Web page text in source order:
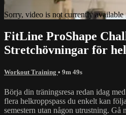
Sorry, video is not currently
FitLine ProShape
Stretchövningar för
Workout Training • 9m 49s
Börja din träningsresa redan idag
flera helkroppspass du enkelt kan
semestern utan någon utrustning. Gå